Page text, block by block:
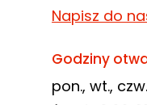
Napisz do
Godziny
pon., wt.,